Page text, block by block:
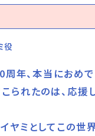
役
周年、本当におめで
られたのは、応援
ヤミとしてこの世